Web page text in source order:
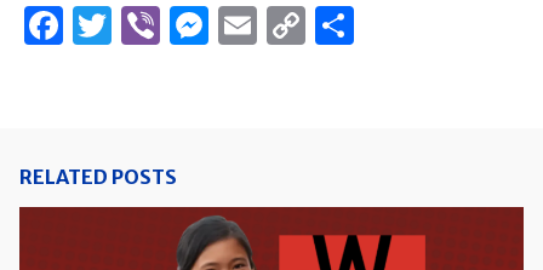
Facebook
Twitter
ViberMessenger
Email
Copy
RELATED POSTS